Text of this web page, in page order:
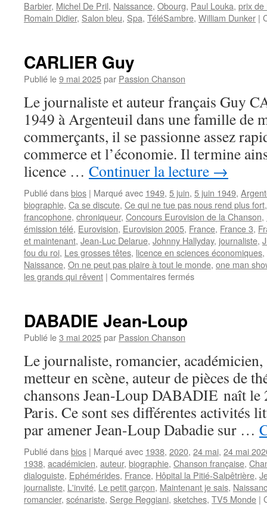
Barbier, Michel De Pril, Naissance, Obourg, Paul Louka, prix de
Romain Didier, Salon bleu, Spa, TéléSambre, William Dunker |
CARLIER Guy
Publié le9 mai 2025par Passion Chanson
Le journaliste et auteur français Guy
1949 à Argenteuil dans une famille de
commerçants, il se passionne assez
commerce et l’économie. Il termine
licence … Continuer la lecture →
Publié dansbios | Marqué avec 1949, 5 juin, 5 juin 1949,
biographie, Ca se discute, Ce qui ne tue pas nous rend plus fort
francophone, chroniqueur, Concours Eurovision de la Chanson,
émission télé, Eurovision, Eurovision 2005, France, France 3,
et maintenant, Jean-Luc Delarue, Johnny Hallyday, journaliste,
fou du roi, Les grosses têtes, licence en sciences économiques,
Naissance, On ne peut pas plaire à tout le monde, one man
les grands qui rêvent | Commentaires ferméssur
DABADIE Jean-Loup
Publié le3 mai 2025par Passion Chanson
Le journaliste, romancier,
metteur en scène, auteur de pièces de
chansons Jean-Loup DABADIE naît le
Paris. Ce sont ses différentes activités
par amener Jean-Loup Dabadie sur …
Publié dansbios | Marqué avec 1938, 2020, 24 mai, 24 mai
1938, académicien, auteur, biographie, Chanson française,
dialoguiste, Ephémérides, France, Hôpital la Pitié-Salpêtrière,
journaliste, L'invité, Le petit garçon, Maintenant je sais,
romancier, scénariste, Serge Reggiani, sketches, TV5 Monde |